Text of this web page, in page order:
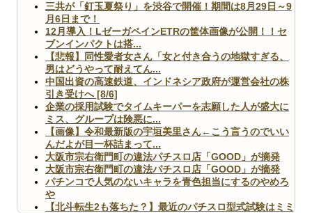
三共が「釘玉夏祭り」を渋谷で開催！期間は8月29日～9
月6日まで！
12月導入！LゼーガペインETRの筐体画像が公開！！セ
ブンインパクトは搭...
【悲報】同性愛者女さん「女と付き合うの地獄すぎる、
男はどうやって耐えてん...
中国出資の高速鉄道、インドネシア政府が運営会社の株
引き受けへ [8/6]
企業の採用試験でタイムキーパーを志願した人が盛大に
ミス、グループは険悪に...
【画像】令和最新版の宇垣美里さん←こう言うのでいい
んだよが目一杯詰まって...
大阪市宗右衛門町の違法パチスロ店「GOOD」が摘発
大阪市宗右衛門町の違法パチスロ店「GOOD」が摘発
パチンコで人気のないキャラを青色担当にするのやめろ
や
【北斗転生2も落ちた？】最近のパチスロ型式試験はミミ